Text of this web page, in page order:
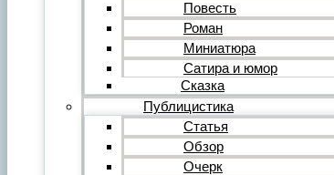
Повесть
Роман
Миниатюра
Сатира и юмор
Сказка
Публицистика
Статья
Обзор
Очерк
Все темы форума
О литературе
О политике
О музыке
О кино
О разном
Комментарии
Пользователи